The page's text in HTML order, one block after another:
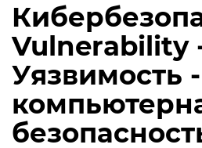
Vulnerability
Уязвимость -